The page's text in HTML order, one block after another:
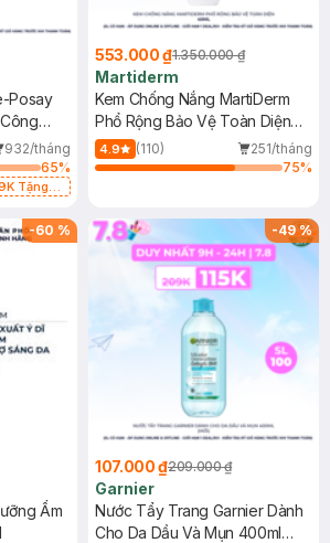
Posay
932/tháng
65%
Tặng
553.000 ₫1.350.000 ₫
Martiderm
Kem Chống Nắng MartiDerm
Phổ Rộng Bảo Vệ Toàn Diện
40ml
4.9 (110)
251/tháng
75%
-60 %
Ẩm
-49%
107.000 ₫209.000 ₫
Garnier
Nước Tẩy Trang Garnier Dành
Cho Da Dầu Và Mụn 400ml